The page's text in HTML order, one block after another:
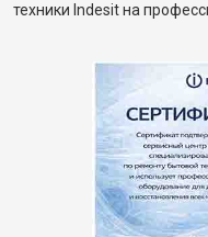
техники Indesit на